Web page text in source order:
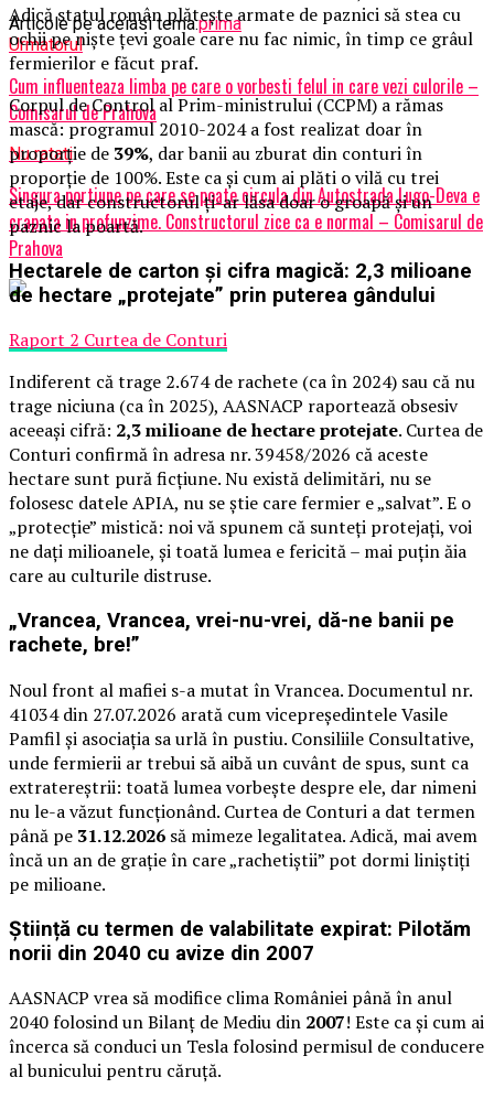
Articole pe aceiasi tema:prima
Urmatorul
Cum influenteaza limba pe care o vorbesti felul in care vezi culorile –
Comisarul de Prahova
Nu ratati
Singura portiune pe care se poate circula din Autostrada Lugo-Deva e
crapata in profunzime. Constructorul zice ca e normal – Comisarul de
Prahova
Adică statul român plătește armate de paznici să stea cu
ochii pe niște țevi goale care nu fac nimic, în timp ce grâul
fermierilor e făcut praf.
Corpul de Control al Prim-ministrului (CCPM) a rămas
mască: programul 2010-2024 a fost realizat doar în
proporție de 39%, dar banii au zburat din conturi în
proporție de 100%. Este ca și cum ai plăti o vilă cu trei
etaje, dar constructorul ți-ar lăsa doar o groapă și un
paznic la poartă.
Hectarele de carton și cifra magică: 2,3 milioane
de hectare „protejate” prin puterea gândului
Raport 2 Curtea de Conturi
Indiferent că trage 2.674 de rachete (ca în 2024) sau că nu
trage niciuna (ca în 2025), AASNACP raportează obsesiv
aceeași cifră: 2,3 milioane de hectare protejate. Curtea de
Conturi confirmă în adresa nr. 39458/2026 că aceste
hectare sunt pură ficțiune. Nu există delimitări, nu se
folosesc datele APIA, nu se știe care fermier e „salvat”. E o
„protecție” mistică: noi vă spunem că sunteți protejați, voi
ne dați milioanele, și toată lumea e fericită – mai puțin ăia
care au culturile distruse.
„Vrancea, Vrancea, vrei-nu-vrei, dă-ne banii pe
rachete, bre!”
Noul front al mafiei s-a mutat în Vrancea. Documentul nr.
41034 din 27.07.2026 arată cum vicepreședintele Vasile
Pamfil și asociația sa urlă în pustiu. Consiliile Consultative,
unde fermierii ar trebui să aibă un cuvânt de spus, sunt ca
extratereștrii: toată lumea vorbește despre ele, dar nimeni
nu le-a văzut funcționând. Curtea de Conturi a dat termen
până pe 31.12.2026 să mimeze legalitatea. Adică, mai avem
încă un an de grație în care „rachetiștii” pot dormi liniștiți
pe milioane.
Știință cu termen de valabilitate expirat: Pilotăm
norii din 2040 cu avize din 2007
AASNACP vrea să modifice clima României până în anul
2040 folosind un Bilanț de Mediu din 2007! Este ca și cum ai
încerca să conduci un Tesla folosind permisul de conducere
al bunicului pentru căruță.